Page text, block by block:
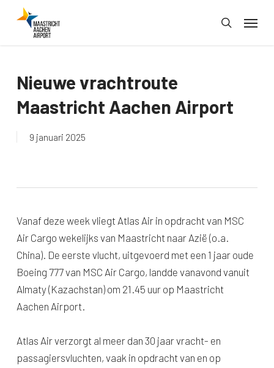
search
Menu
Nieuwe vrachtroute
Maastricht Aachen Airport
9 januari 2025
Vanaf deze week vliegt Atlas Air in opdracht van MSC
Air Cargo wekelijks van Maastricht naar Azië (o.a.
China). De eerste vlucht, uitgevoerd met een 1 jaar oude
Boeing 777 van MSC Air Cargo, landde vanavond vanuit
Almaty (Kazachstan) om 21.45 uur op Maastricht
Aachen Airport.
Atlas Air verzorgt al meer dan 30 jaar vracht- en
passagiersvluchten, vaak in opdracht van en op